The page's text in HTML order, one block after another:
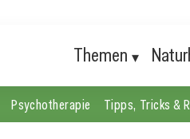
Themen
Psychotherapie Tipps, Tricks &